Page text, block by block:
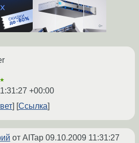
+00:00
Ссылка
от AITap 09.10.2009 11:31:27